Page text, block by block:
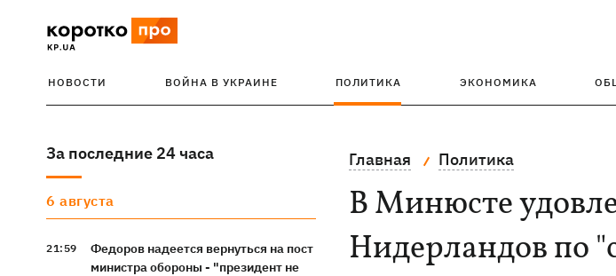
НОВОСТИ ВОЙНА В УКРАИНЕ ПОЛИТИКА ЭКОНОМИКА
За последние 24 часа
6 августа
21:59
Федоров надеется вернуться на пост
министра обороны - "президент не
Главная Политика
В Минюсте
Нидерландов по